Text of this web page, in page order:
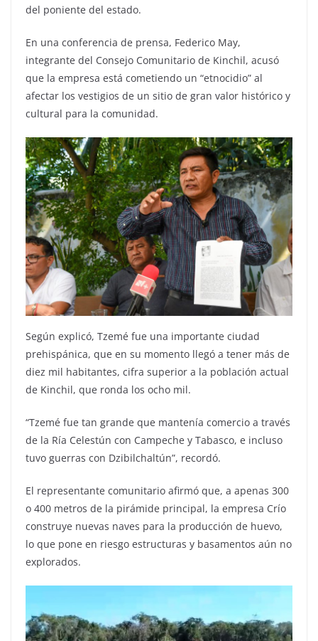
del poniente del estado.
En una conferencia de prensa, Federico May,
integrante del Consejo Comunitario de Kinchil, acusó
que la empresa está cometiendo un “etnocidio” al
afectar los vestigios de un sitio de gran valor histórico y
cultural para la comunidad.
Según explicó, Tzemé fue una importante ciudad
prehispánica, que en su momento llegó a tener más de
diez mil habitantes, cifra superior a la población actual
de Kinchil, que ronda los ocho mil.
“Tzemé fue tan grande que mantenía comercio a través
de la Ría Celestún con Campeche y Tabasco, e incluso
tuvo guerras con Dzibilchaltún”, recordó.
El representante comunitario afirmó que, a apenas 300
o 400 metros de la pirámide principal, la empresa Crío
construye nuevas naves para la producción de huevo,
lo que pone en riesgo estructuras y basamentos aún no
explorados.